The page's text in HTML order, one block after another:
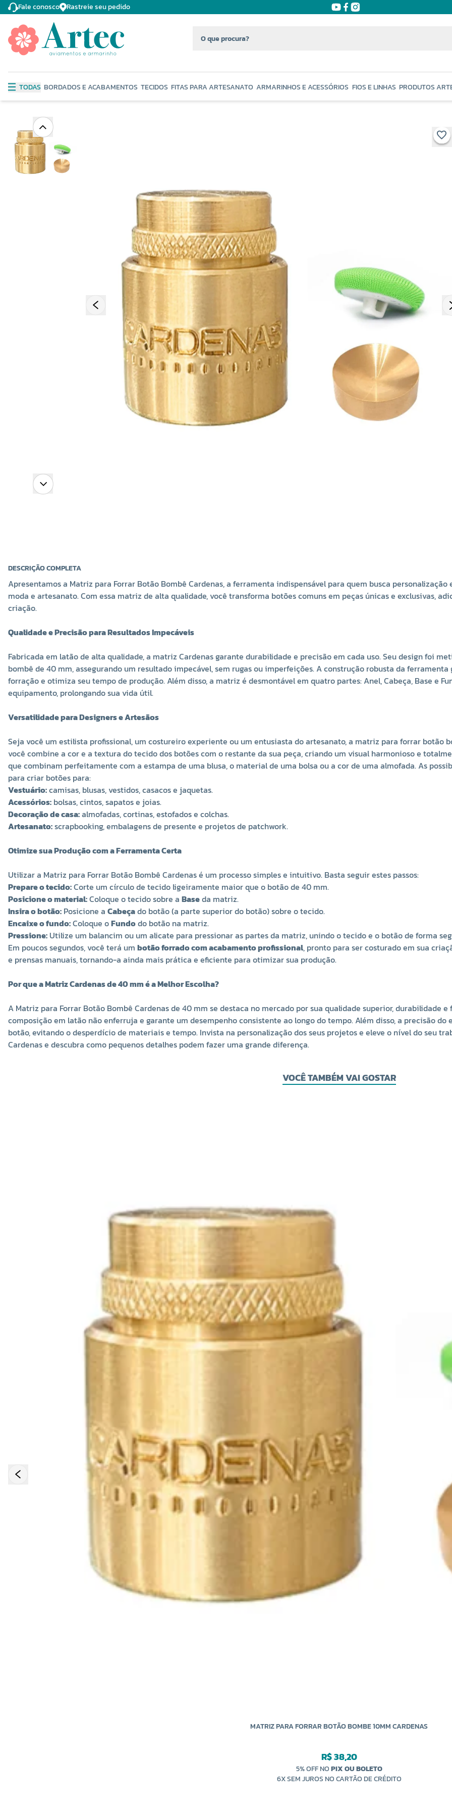
Fale conosco Rastreie seu pedido
TODAS BORDADOS E ACABAMENTOS TECIDOS FITAS PARA ARTESANATO ARMARINHOS E ACESSÓRIOS FIOS E LINHAS PRODUTOS
DESCRIÇÃO COMPLETA
Apresentamos a Matriz para Forrar Botão Bombê Cardenas, a ferramenta indispensável para quem busca
moda e artesanato. Com essa matriz de alta qualidade, você transforma botões comuns em peças únicas e exclusivas,
criação.
Qualidade e Precisão para Resultados Impecáveis
Fabricada em latão de alta qualidade, a matriz Cardenas garante durabilidade e precisão em cada uso. Seu design foi
bombê de 40 mm, assegurando um resultado impecável, sem rugas ou imperfeições. A construção robusta da
forração e otimiza seu tempo de produção. Além disso, a matriz é desmontável em quatro partes: Anel, Cabeça, Base e
equipamento, prolongando sua vida útil.
Versatilidade para Designers e Artesãos
Seja você um estilista profissional, um costureiro experiente ou um entusiasta do artesanato, a matriz para forrar botão
você combine a cor e a textura do tecido dos botões com o restante da sua peça, criando um visual harmonioso e
que combinam perfeitamente com a estampa de uma blusa, o material de uma bolsa ou a cor de uma almofada. As
para criar botões para:
Vestuário:camisas, blusas, vestidos, casacos e jaquetas.
Acessórios: bolsas, cintos, sapatos e joias.
Decoração de casa:almofadas, cortinas, estofados e colchas.
Artesanato:scrapbooking, embalagens de presente e projetos de patchwork.
Otimize sua Produção com a Ferramenta Certa
Utilizar a Matriz para Forrar Botão Bombê Cardenas é um processo simples e intuitivo. Basta seguir estes passos:
Prepare o tecido:Corte um círculo de tecido ligeiramente maior que o botão de 40 mm.
Posicione o material:Coloque o tecido sobre a Baseda matriz.
Insira o botão: Posicione a Cabeçado botão (a parte superior do botão) sobre o tecido.
Encaixe o fundo:Coloque oFundodo botão na matriz.
Pressione: Utilize um balancim ou um alicate para pressionar as partes da matriz, unindo o tecido e o botão de forma
Em poucos segundos, você terá um botão forrado com acabamento profissional, pronto para ser costurado em sua
e prensas manuais, tornando-a ainda mais prática e eficiente para otimizar sua produção.
Por que a Matriz Cardenas de 40 mm é a Melhor Escolha?
A Matriz para Forrar Botão Bombê Cardenas de 40 mm se destaca no mercado por sua qualidade superior, durabilidade
composição em latão não enferruja e garante um desempenho consistente ao longo do tempo. Além disso, a precisão
botão, evitando o desperdício de materiais e tempo. Invista na personalização dos seus projetos e eleve o nível do seu
Cardenas e descubra como pequenos detalhes podem fazer uma grande diferença.
VOCÊ TAMBÉM VAI GOSTAR
MATRIZ PARA FORRAR BOTÃO BOMBE 10MM CARDENAS
R$ 38,20
5% OFF NOPIX OU BOLETO
6X SEM JUROS NO CARTÃO DE CRÉDITO